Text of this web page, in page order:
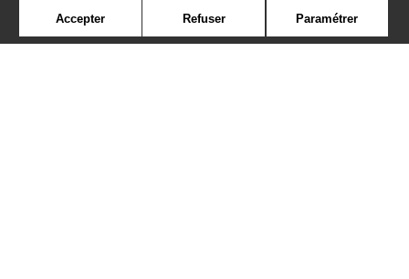
CONTRACT
Accepter Refuser Paramétrer